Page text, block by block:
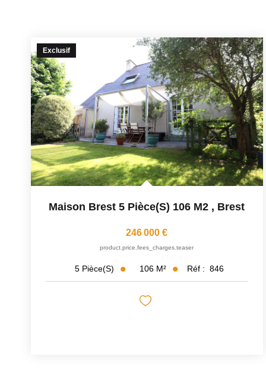
Exclusif
Maison Brest 5 Pièce(s) 106 M2 , Brest
246 000 €
product.price.fees_charges.teaser
5 Pièce(s) 106 M² Réf : 846